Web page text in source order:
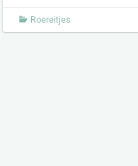
Roereitjes